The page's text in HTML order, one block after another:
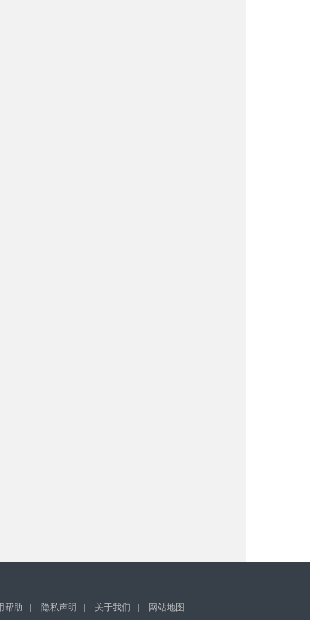
帮助 | 隐私声明 | 关于我们 | 网站地图